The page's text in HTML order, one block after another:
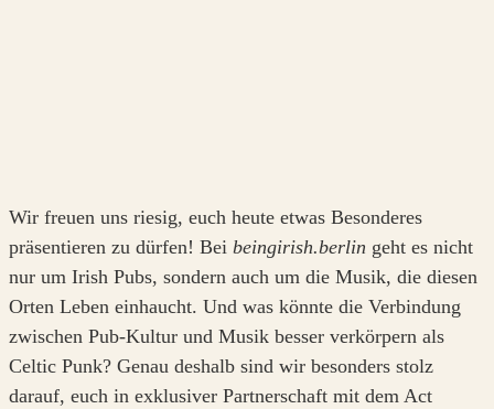
Wir freuen uns riesig, euch heute etwas Besonderes
präsentieren zu dürfen! Bei beingirish.berlin geht es nicht
nur um Irish Pubs, sondern auch um die Musik, die diesen
Orten Leben einhaucht. Und was könnte die Verbindung
zwischen Pub-Kultur und Musik besser verkörpern als
Celtic Punk? Genau deshalb sind wir besonders stolz
darauf, euch in exklusiver Partnerschaft mit dem Act